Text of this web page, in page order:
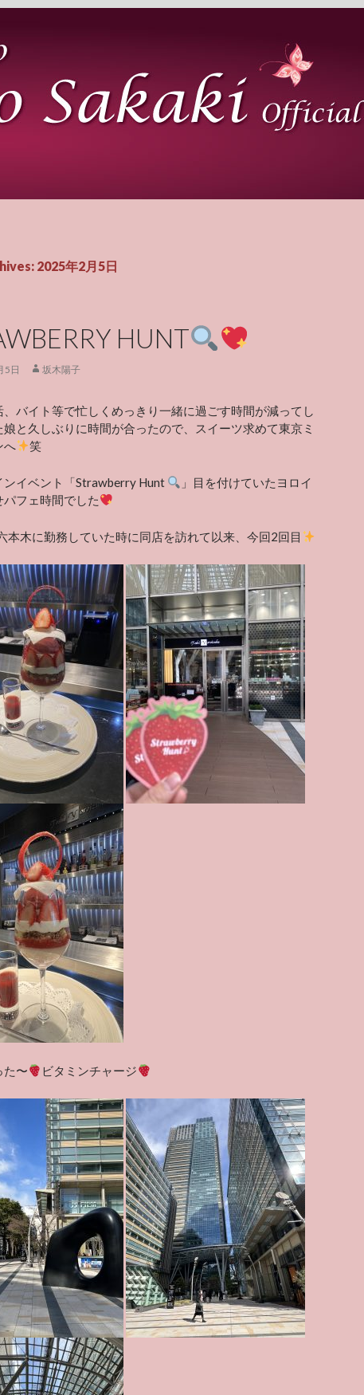
2025年2月5日
HUNT
5日 坂木陽子
、バイト等で忙しくめっきり一緒に過ごす時間が減ってし
と久しぶりに時間が合ったので、スイーツ求めて東京ミ
へ
笑
ンイベント「Strawberry Hunt
」目を付けていたヨロイ
フェ時間でした
本木に勤務していた時に同店を訪れて以来、今回2回目
た〜 ビタミンチャージ